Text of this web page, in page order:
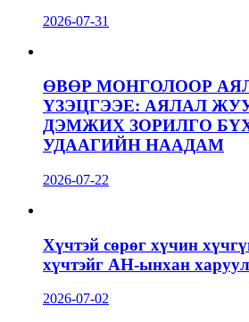
2026-07-31
ӨВӨР МОНГОЛООР
ҮЗЭЦГЭЭЕ: АЯЛАЛ
ДЭМЖИХ ЗОРИЛГО
УДААГИЙН НААДАМ
2026-07-22
Хүчтэй сөрөг хүчин
хүчтэйг АН-ынхан
2026-07-02